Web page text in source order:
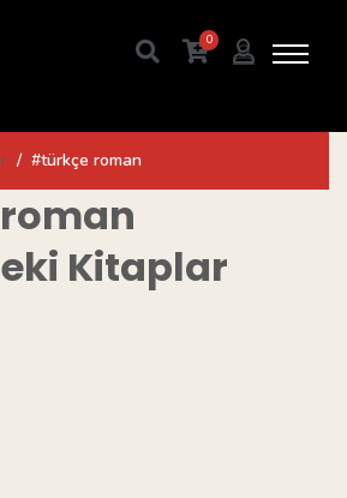
0
#türkçe roman
Kitaplar